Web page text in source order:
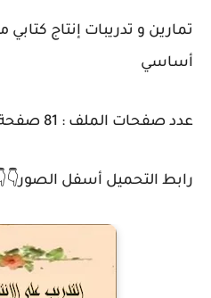
تمارين و تدريبات إنتاج
أساسي
عدد صفحات الملف : 81 صفحة
👇👇👇رابط التحميل أسفل الصور